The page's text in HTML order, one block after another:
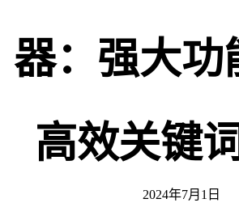
器：强大功
高效关键
2024年7月1日